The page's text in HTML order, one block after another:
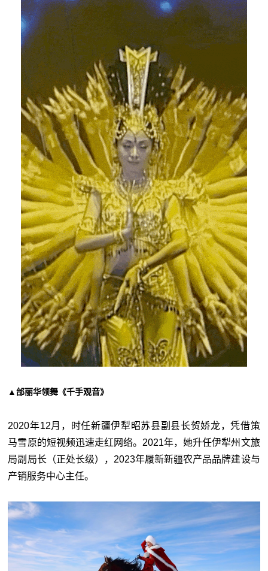
▲邰丽华领舞《千手观音》
2020年12月，时任新疆伊犁昭苏县副县长贺娇龙，凭借策
马雪原的短视频迅速走红网络。2021年，她升任伊犁州文旅
局副局长（正处长级），2023年履新新疆农产品品牌建设与
产销服务中心主任。